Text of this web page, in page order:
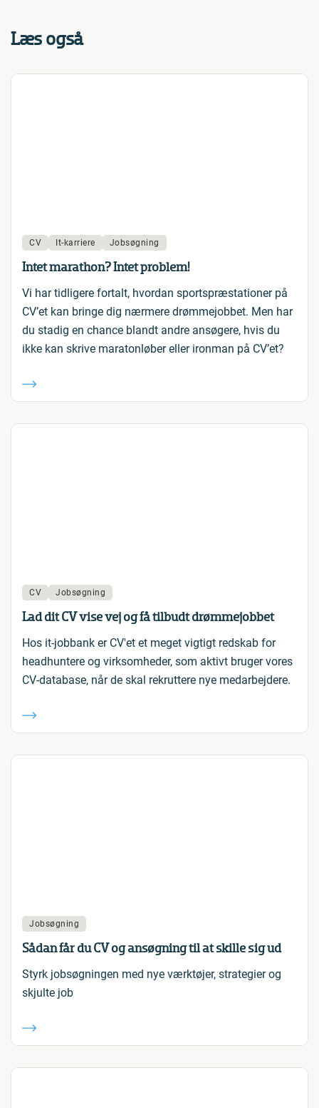
Læs også
CV It-karriere Jobsøgning
Intet marathon? Intet problem!
Vi har tidligere fortalt, hvordan sportspræstationer på
CV’et kan bringe dig nærmere drømmejobbet. Men har
du stadig en chance blandt andre ansøgere, hvis du
ikke kan skrive maratonløber eller ironman på CV’et?
CV Jobsøgning
Lad dit CV vise vej og få tilbudt drømmejobbet
Hos it-jobbank er CV'et et meget vigtigt redskab for
headhuntere og virksomheder, som aktivt bruger vores
CV-database, når de skal rekruttere nye medarbejdere.
Jobsøgning
Sådan får du CV og ansøgning til at skille sig ud
Styrk jobsøgningen med nye værktøjer, strategier og
skjulte job